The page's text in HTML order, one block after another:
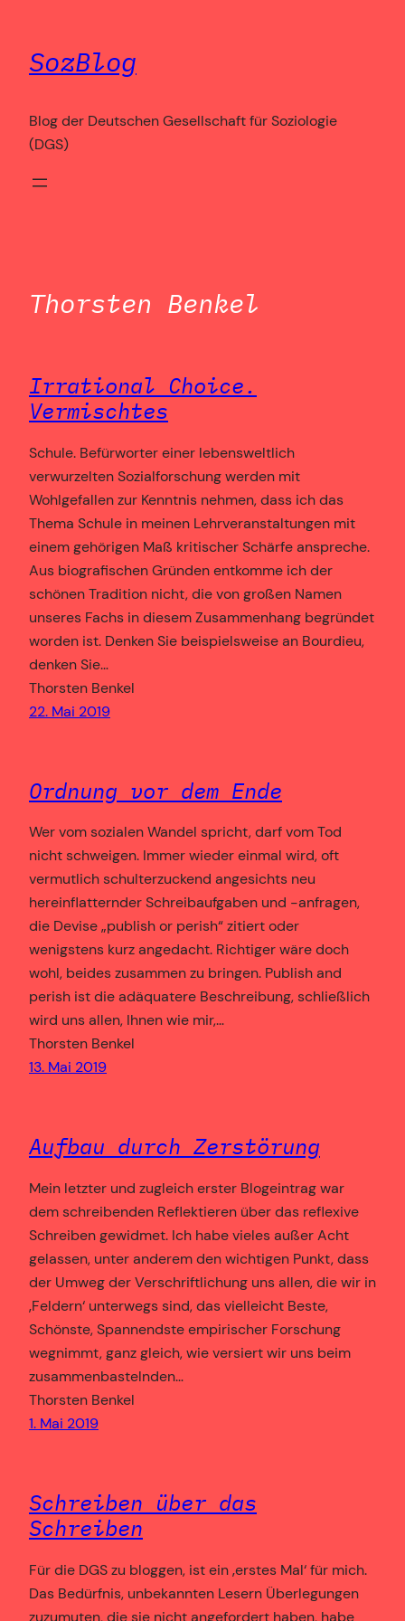
springen
SozBlog
Blog der Deutschen Gesellschaft für Soziologie
(DGS)
Thorsten Benkel
Irrational Choice.
Vermischtes
Schule. Befürworter einer lebensweltlich
verwurzelten Sozialforschung werden mit
Wohlgefallen zur Kenntnis nehmen, dass ich das
Thema Schule in meinen Lehrveranstaltungen mit
einem gehörigen Maß kritischer Schärfe anspreche.
Aus biografischen Gründen entkomme ich der
schönen Tradition nicht, die von großen Namen
unseres Fachs in diesem Zusammenhang begründet
worden ist. Denken Sie beispielsweise an Bourdieu,
denken Sie…
Thorsten Benkel
22. Mai 2019
Ordnung vor dem Ende
Wer vom sozialen Wandel spricht, darf vom Tod
nicht schweigen. Immer wieder einmal wird, oft
vermutlich schulterzuckend angesichts neu
hereinflatternder Schreibaufgaben und -anfragen,
die Devise „publish or perish“ zitiert oder
wenigstens kurz angedacht. Richtiger wäre doch
wohl, beides zusammen zu bringen. Publish and
perish ist die adäquatere Beschreibung, schließlich
wird uns allen, Ihnen wie mir,…
Thorsten Benkel
13. Mai 2019
Aufbau durch Zerstörung
Mein letzter und zugleich erster Blogeintrag war
dem schreibenden Reflektieren über das reflexive
Schreiben gewidmet. Ich habe vieles außer Acht
gelassen, unter anderem den wichtigen Punkt, dass
der Umweg der Verschriftlichung uns allen, die wir in
‚Feldern‘ unterwegs sind, das vielleicht Beste,
Schönste, Spannendste empirischer Forschung
wegnimmt, ganz gleich, wie versiert wir uns beim
zusammenbastelnden…
Thorsten Benkel
1. Mai 2019
Schreiben über das
Schreiben
Für die DGS zu bloggen, ist ein ‚erstes Mal‘ für mich.
Das Bedürfnis, unbekannten Lesern Überlegungen
zuzumuten, die sie nicht angefordert haben, habe